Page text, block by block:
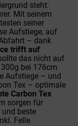
steht:
Mit seinem
seiner
Aufstiege, auf
– dank
trifft auf
das nicht auf
bei 176cm
Aufstiege – und
Tex – optimale
Carbon Tex
sorgen für
beste
Felle